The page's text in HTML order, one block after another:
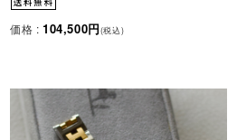
価格 : 104,500円(税込)